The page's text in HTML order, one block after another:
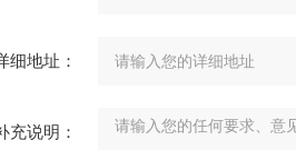
细地址：
充说明：